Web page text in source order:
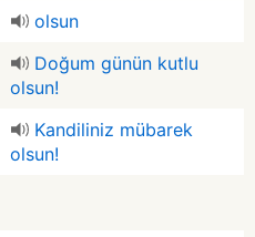
olsun
Doğum günün kutlu
olsun!
Kandiliniz mübarek
olsun!